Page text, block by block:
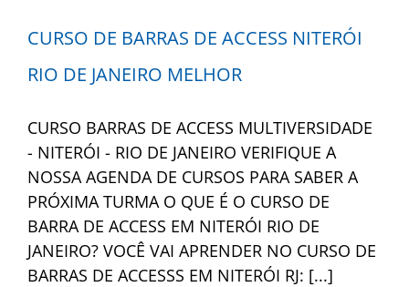
CURSO DE BARRAS DE ACCESS NITERÓI
RIO DE JANEIRO MELHOR
CURSO BARRAS DE ACCESS MULTIVERSIDADE
- NITERÓI - RIO DE JANEIRO VERIFIQUE A
NOSSA AGENDA DE CURSOS PARA SABER A
PRÓXIMA TURMA O QUE É O CURSO DE
BARRA DE ACCESS EM NITERÓI RIO DE
JANEIRO? VOCÊ VAI APRENDER NO CURSO DE
BARRAS DE ACCESSS EM NITERÓI RJ: [...]